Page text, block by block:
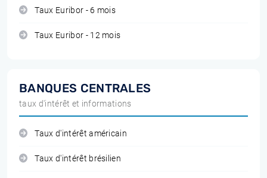
Taux Euribor - 6 mois
Taux Euribor - 12 mois
BANQUES CENTRALES
taux d'intérêt et informations
Taux d'intérêt américain
Taux d'intérêt brésilien